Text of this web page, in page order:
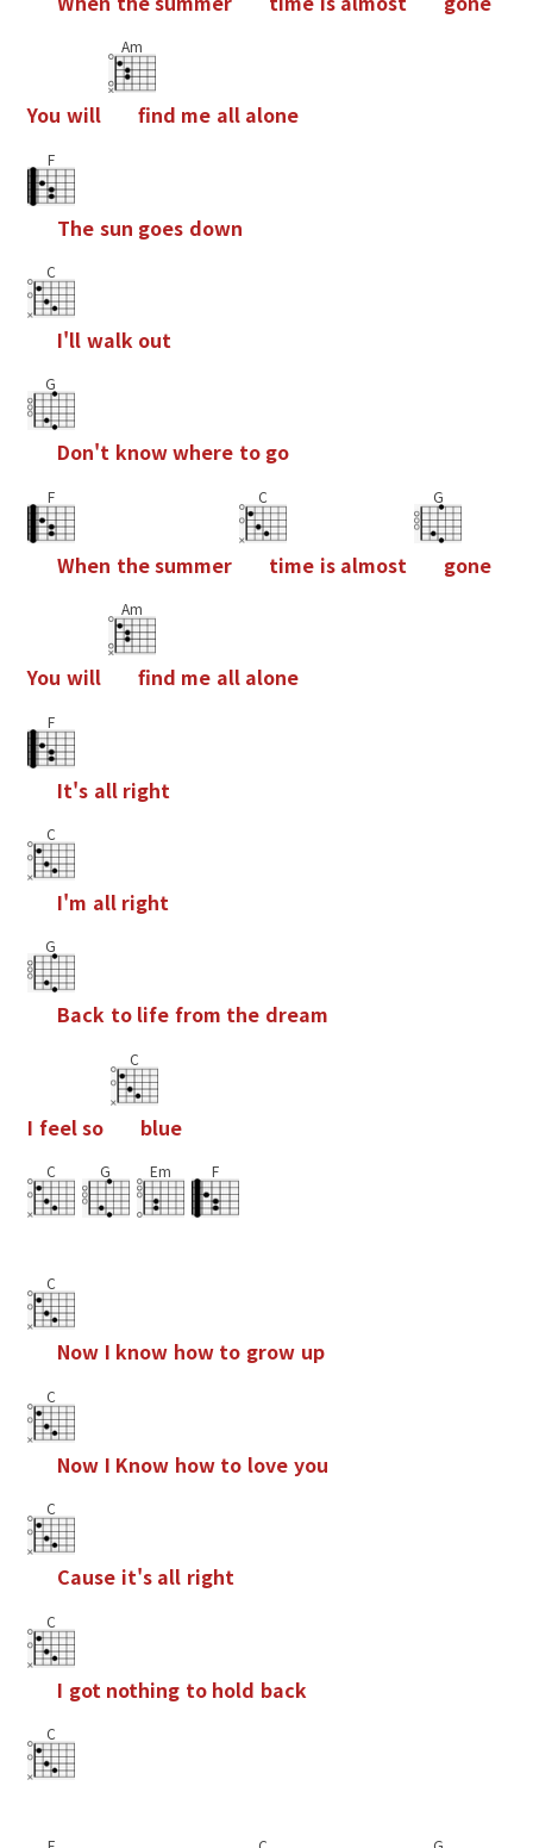
You will
Am
fnd me all alone
F
The sun goes down
C
I'll walk out
G
Don't knowwhere to go
F
When thesummer
C
time is almost
G
gone
You will
Am
fnd me all alone
F
It's all right
C
I'm all right
G
Back to life from the dream
I feelso
C
blue
C G Em F
C
Now I know how to grow up
C
Now I Know how to love you
C
Cause it's all right
C
I got nothing to hold back
C